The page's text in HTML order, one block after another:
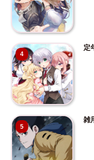
4
定
5
雑